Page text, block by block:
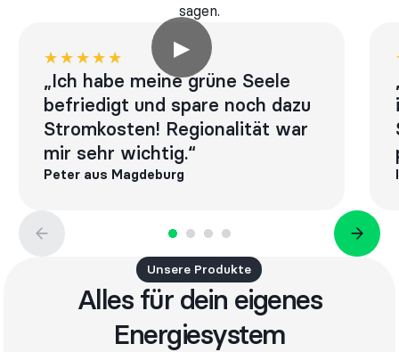
sagen.
▶
★★★★★
★★★★★
„Ich habe meine grüne Seele
befriedigt und spare noch dazu
Stromkosten! Regionalität war
mir sehr wichtig.“
Peter aus Magdeburg
Unsere Produkte
Alles für dein eigenes
Energiesystem